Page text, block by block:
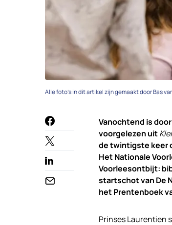
Alle foto’s in dit artikel zijn gemaakt door Bas
Vanochtend is
voorgelezen uit
de twintigste keer
Het Nationale
Voorleesontbijt:
startschot van De
het Prentenboek
Prinses Laurentien